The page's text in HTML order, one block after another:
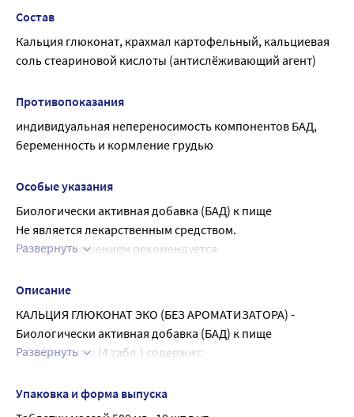
Состав
Кальция глюконат, крахмал картофельный, кальциевая
соль стеариновой кислоты (антислёживающий агент)
Противопоказания
индивидуальная непереносимость компонентов БАД,
беременность и кормление грудью
Особые указания
Биологически активная добавка (БАД) к пище
Не является лекарственным средством.
Перед применением рекомендуется
Развернуть
Описание
КАЛЬЦИЯ ГЛЮКОНАТ ЭКО (БЕЗ АРОМАТИЗАТОРА) -
Биологически активная добавка (БАД) к пище
Суточная доза (4 табл.) содержит:
суточного потребления
Препарат Кальция Глюконат «Эко» предназначен для
Развернуть
Упаковка и форма выпуска